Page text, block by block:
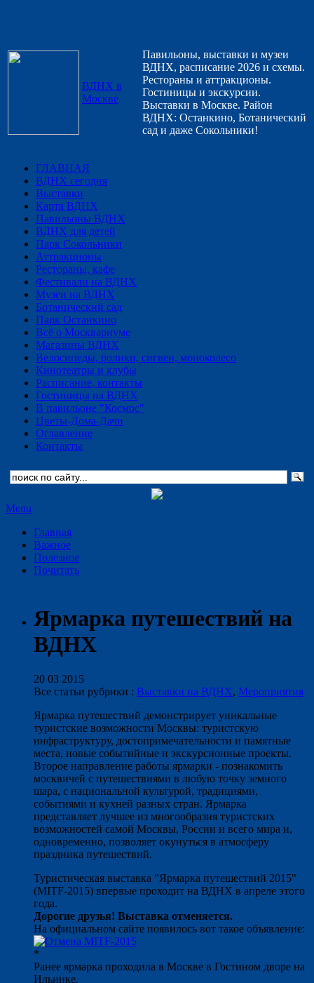
ВДНХ в
Москве
Павильоны, выставки и музеи
ВДНХ, расписание 2026 и схемы.
Рестораны и аттракционы.
Гостиницы и экскурсии.
Выставки в Москве. Район
ВДНХ: Останкино, Ботанический
сад и даже Сокольники!
ГЛАВНАЯ
ВДНХ сегодня
Выставки
Карта ВДНХ
Павильоны ВДНХ
ВДНХ для детей
Парк Сокольники
Аттракционы
Рестораны, кафе
Фестивали на ВДНХ
Музеи на ВДНХ
Ботанический сад
Парк Останкино
Всё о Москвариуме
Магазины ВДНХ
Велосипеды, ролики, сигвеи, моноколесо
Кинотеатры и клубы
Расписание, контакты
Гостиницы на ВДНХ
В павильоне "Космос"
Цветы-Дома-Дачи
Оглавление
Контакты
Menu
Главная
Важное
Полезное
Почитать
Ярмарка путешествий на
ВДНХ
20 03 2015
Все статьи рубрики : Выставки на ВДНХ, Мероприятия
Ярмарка путешествий демонстрирует уникальные
туристские возможности Москвы: туристскую
инфраструктуру, достопримечательности и памятные
места, новые событийные и экскурсионные проекты.
Второе направление работы ярмарки - познакомить
москвичей с путешествиями в любую точку земного
шара, с национальной культурой, традициями,
событиями и кухней разных стран. Ярмарка
представляет лучшее из многообразия туристских
возможностей самой Москвы, России и всего мира и,
одновременно, позволяет окунуться в атмосферу
праздника путешествий.
Туристическая выставка "Ярмарка путешествий 2015"
(MITF-2015) впервые проходит на ВДНХ в апреле этого
года.
Дорогие друзья! Выставка отменяется.
На официальном сайте появилось вот такое объявление:
*
Ранее ярмарка проходила в Москве в Гостином дворе на
Ильинке.